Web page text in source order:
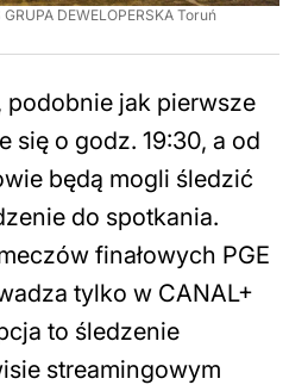
DEWELOPERSKA Toruń
jak pierwsze
się o godz. 19:30, a od
będą mogli śledzić
do spotkania.
finałowych PGE
tylko w CANAL+
to śledzenie
streamingowym